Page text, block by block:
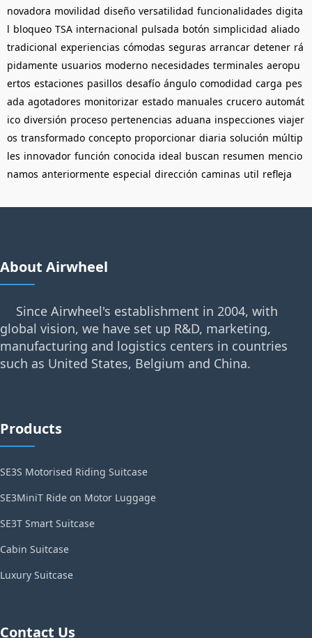
novadora movilidad diseño versatilidad funcionalidades digita
l bloqueo TSA internacional pulsada botón simplicidad aliado
tradicional experiencias cómodas seguras arrancar detener rá
pidamente usuarios moderno necesidades terminales aeropu
ertos estaciones pasillos desafío ángulo comodidad carga pes
ada agotadores monitorizar estado manuales crucero automát
ico diversión proceso pertenencias aduana inspecciones viajer
os transformado concepto proporcionar diaria solución múltip
les innovador función conocida ideal buscan resumen mencio
namos anteriormente especial dirección caminas util refleja
About Airwheel
Since Airwheel's establishment in 2004, with
global vision, we have set up R&D, marketing,
manufacturing and logistics centers in countries
such as United States, Belgium and China.
Products
SE3S Motorised Riding Suitcase
SE3MiniT Ride on Motor Luggage
SE3T Smart Suitcase
Cabin Suitcase
Luxury Suitcase
Contact Us